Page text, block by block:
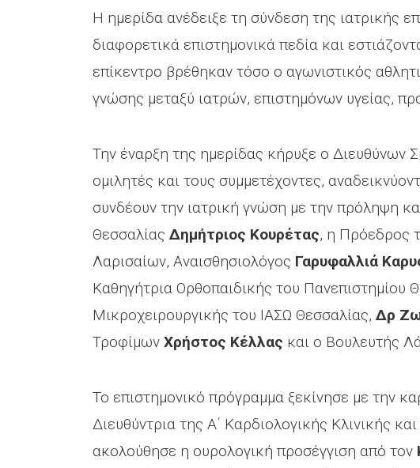
Η ημερίδα ανέδειξε τη σύνδεση της ιατρικής
διαφορετικά επιστημονικά πεδία και
επίκεντρο βρέθηκαν τόσο ο αγωνιστικός
γνώσης μεταξύ ιατρών, επιστημόνων υγείας,
Την έναρξη της ημερίδας κήρυξε ο Διευθύνων
ομιλητές και τους συμμετέχοντες,
συνδέουν την ιατρική γνώση με την πρόληψη
Θεσσαλίας Δημήτριος Κουρέτας, η Πρόεδρος
Λαρισαίων, Αναισθησιολόγος Γαρυφαλλιά
Καθηγήτρια Ορθοπαιδικής του Πανεπιστημίου
Μικροχειρουργικής του ΙΑΣΩ Θεσσαλίας, Δρ
Τροφίμων Χρήστος Κέλλας και ο Βουλευτής
Το επιστημονικό πρόγραμμα ξεκίνησε με την
Διευθύντρια της Α΄ Καρδιολογικής Κλινικής
ακολούθησε η ουρολογική προσέγγιση από τον